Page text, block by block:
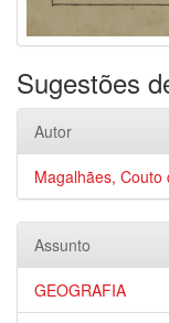
Sugestões
Autor
Magalhães, Couto
Assunto
GEOGRAFIA